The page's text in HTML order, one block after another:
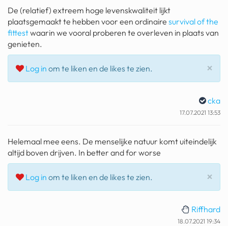
fomo
21.4 procent btw
deepseek
groenland
blokker
dubai chocolade
it really whips the llama s
De (relatief) extreem hoge levenskwaliteit lijkt
plaatsgemaakt te hebben voor een ordinaire survival of the
fittestwaarin we vooral proberen te overleven in plaats van
genieten.
×
Log in om te liken en de likes te zien.
cka
17.07.2021 13:53
Helemaal mee eens. De menselijke natuur komt uiteindelijk
altijd boven drijven. In better and for worse
×
Log in om te liken en de likes te zien.
Riffhard
18.07.2021 19:34